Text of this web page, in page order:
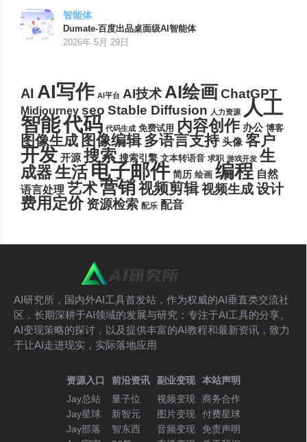
智能体
Dumate-百度出品桌面级AI智能体
2026年 5月 29日
AI AI写作 AI平台 AI技术AI绘画ChatGPT
Midjourney seo Stable Diffusion 人力资源 人工
智能代码 代码生成 免费试用 内容创作 办公 博客
图像生成 图像编辑 多语言支持 头像 客户
开发 开源 搜索 搜索引擎 文本转语音 求职 游戏开发 生
成器生活电子邮件 简历 绘画 编程 自然
语言处理 艺术营销视频剪辑视频生成设计
费用定价 资源检索 配乐 配音
AI研究所，国内外AI工具首发站，作为权威的AI垂直类交流社
区，长期深耕于AI领域的发展与研究；专注于AI工具的分享、
AI变现策略的探讨，以及提供丰富的AI教程和最新资讯，致力
于让AI走进现实，实际落地应用
资源入口
Jay总站
Jay星球
Jay部落
前沿资讯
量子位
新智元
智东西
副业变现
视频变现
图片变现
音频变现
本站声明
商务合作
付费星球
免责声明